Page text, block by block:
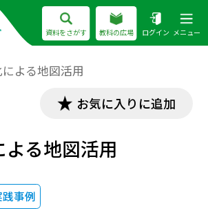
資料をさがす 教科の広場 ログイン メニュー
よる地図活用
お気に入りに追加
る地図活用
践事例